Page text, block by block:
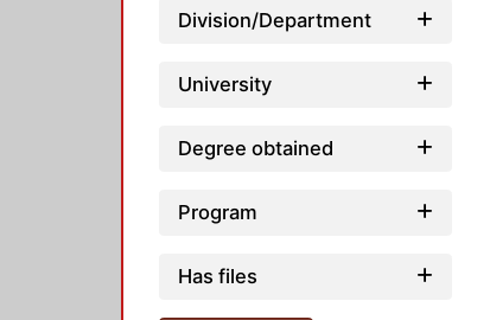
Division/Department
University
Degree obtained
Program
Has files